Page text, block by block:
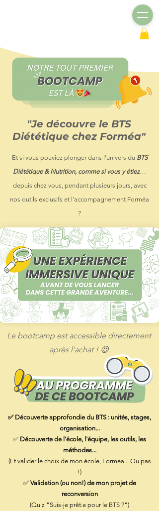
"Je découvre le BTS
Diététique chez Forméa"
Et si vous pouviez plonger dans l’univers du BTS
Diététique & Nutrition, comme si vous y étiez…
depuis chez vous, pendant plusieurs jours, avec
nos outils exclusifs et l’accompagnement Forméa
?
Le bootcamp est accessible directement
après l'achat ! 😍
✅ Découverte approfondie du BTS : unités, stages,
organisation...​
✅ Découverte de l'école, l'équipe, les outils, les
méthodes...
(Et valider le choix de mon école, Forméa... Ou pas
!)
✅Validation (ou non!) de mon projet de
reconversion
(Quiz "Suis-je prêt.e pour le BTS ?")